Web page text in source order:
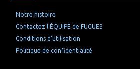
Notre histoire
Contactez l’ÉQUIPE de FUGUES
Conditions d’utilisation
Politique de confidentialité